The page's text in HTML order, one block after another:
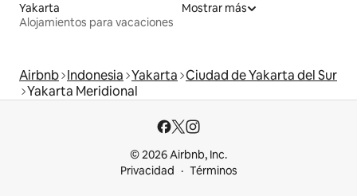
Yakarta
Alojamientos para vacaciones
Mostrar más
Airbnb Indonesia Yakarta Ciudad de Yakarta del Sur
Yakarta Meridional
© 2026 Airbnb, Inc.
Privacidad
Términos